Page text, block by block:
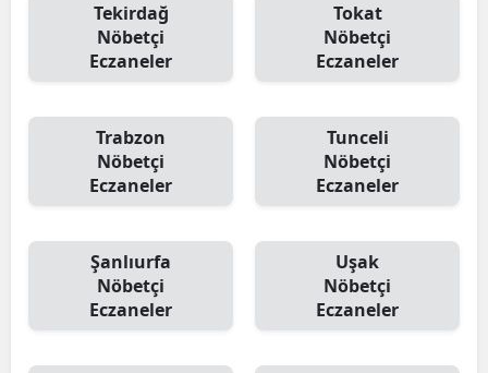
Tekirdağ
Nöbetçi
Eczaneler
Tokat
Nöbetçi
Eczaneler
Trabzon
Nöbetçi
Eczaneler
Tunceli
Nöbetçi
Eczaneler
Şanlıurfa
Nöbetçi
Eczaneler
Uşak
Nöbetçi
Eczaneler